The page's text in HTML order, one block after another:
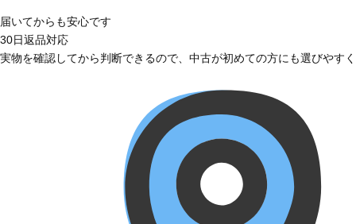
届いてからも安心です
30日返品対応
実物を確認してから判断できるので、中古が初めての方にも選びやす